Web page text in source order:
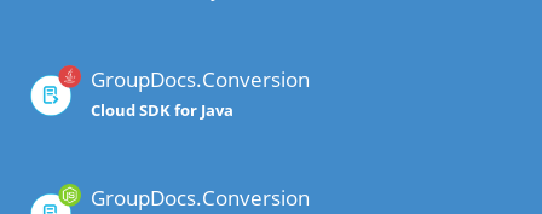
GroupDocs.Conversion
Cloud SDK for Java
GroupDocs.Conversion